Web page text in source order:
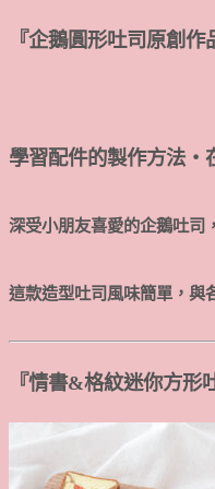
『企鵝圓形吐司原創作
學習配件的製作方法・
深受小朋友喜愛的企鵝吐司
這款造型吐司風味簡單，與
『情書&格紋迷你方形